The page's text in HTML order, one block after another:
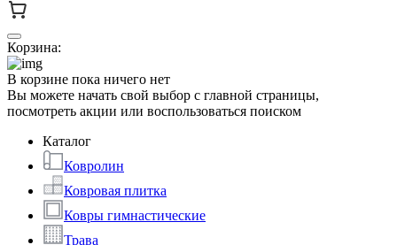
Корзина:
В корзине пока ничего нет
Вы можете начать свой выбор с главной страницы,
посмотреть акции или воспользоваться поиском
Каталог
Ковролин
Ковровая плитка
Ковры гимнастические
Трава